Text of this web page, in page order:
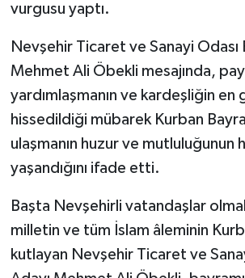
vurgusu yaptı.
Nevşehir Ticaret ve Sanayi Odası
Mehmet Ali Öbekli mesajında,
yardımlaşmanın ve kardeşliğin en
hissedildiği mübarek Kurban
ulaşmanın huzur ve mutluluğunun
yaşandığını ifade etti.
Başta Nevşehirli vatandaşlar
milletin ve tüm İslam âleminin
kutlayan Nevşehir Ticaret ve